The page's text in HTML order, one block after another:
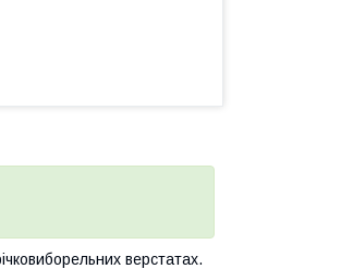
верстатах.